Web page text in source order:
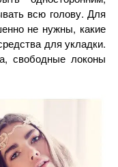
всю голову. Для
не нужны, какие
для укладки.
свободные локоны